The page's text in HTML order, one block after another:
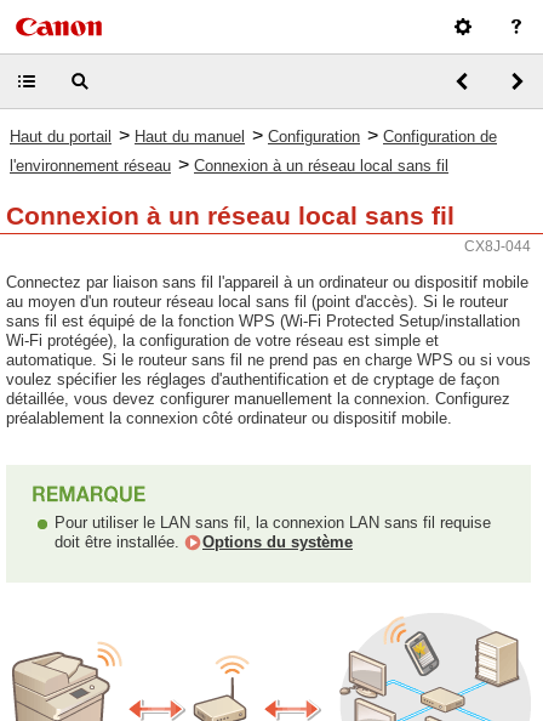
Haut du portail > Haut du manuel > Configuration > Configuration de
l'environnement réseau > Connexion à un réseau local sans fil
Connexion à un réseau local sans fil
CX8J-044
Connectez par liaison sans fil l'appareil à un ordinateur ou dispositif mobile
au moyen d'un routeur réseau local sans fil (point d'accès). Si le routeur
sans fil est équipé de la fonction WPS (Wi-Fi Protected Setup/installation
Wi-Fi protégée), la configuration de votre réseau est simple et
automatique. Si le routeur sans fil ne prend pas en charge WPS ou si vous
voulez spécifier les réglages d'authentification et de cryptage de façon
détaillée, vous devez configurer manuellement la connexion. Configurez
préalablement la connexion côté ordinateur ou dispositif mobile.
Pour utiliser le LAN sans fil, la connexion LAN sans fil requise
doit être installée.
Options du système